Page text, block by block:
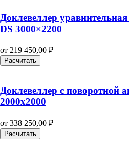
Доклевеллер
DS 3000×2200
от 219 450,00 ₽
Расчитать
Доклевеллер с поворотной
2000х2000
от 338 250,00 ₽
Расчитать